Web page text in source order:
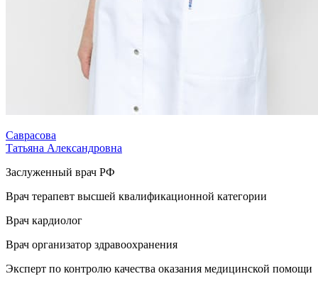
Саврасова
Татьяна Александровна
Заслуженный врач РФ
Врач терапевт высшей квалификационной категории
Врач кардиолог
Врач организатор здравоохранения
Эксперт по контролю качества оказания медицинской помощи